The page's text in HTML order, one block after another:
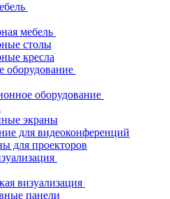
мебель
столы
кресла
оборудование
оборудование
экраны
для видеоконференций
для проекторов
визуализация
панели